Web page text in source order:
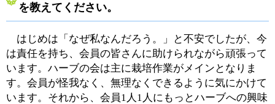
を教えてください。
はじめは「なぜ私なんだろう。」と不安でしたが、今
は責任を持ち、会員の皆さんに助けられながら頑張って
います。ハーブの会は主に栽培作業がメインとなりま
す。会員が怪我なく、無理なくできるように気にかけて
います。それから、会員1人1人にもっとハーブへの興味